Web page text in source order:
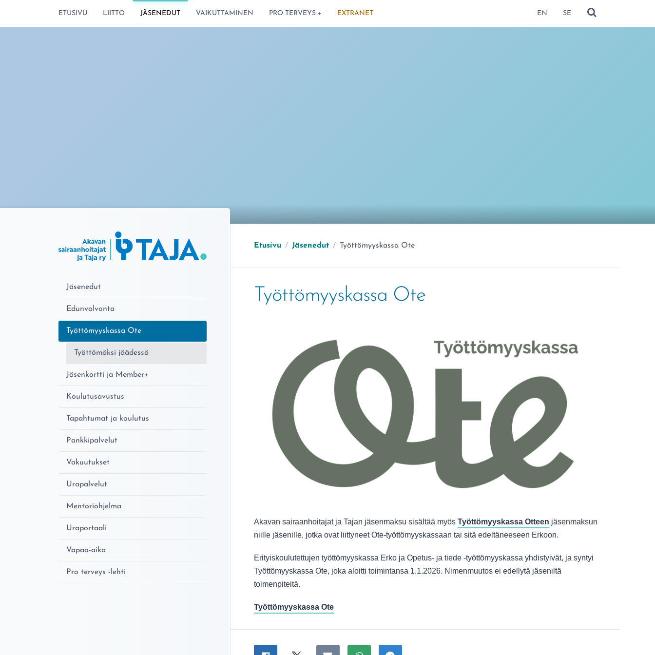
SIIRRY SIVUN SISÄLTÖÖN
ETUSIVU LIITTO JÄSENEDUT VAIKUTTAMINEN PRO TERVEYS + EXTRANET EN SE
NÄYTÄ HAKU
Etusivu / Jäsenedut / Olet täällä:
Työttömyyskassa Ote
Työttömyyskassa Ote
Akavan sairaanhoitajat ja Tajan jäsenmaksu sisältää myös Työttömyyskassa Otteen jäsenmaksun
niille jäsenille, jotka ovat liittyneet Ote-työttömyyskassaan tai sitä edeltäneeseen Erkoon.
Erityiskoulutettujen työttömyyskassa Erko ja Opetus- ja tiede -työttömyyskassa yhdistyivät, ja syntyi
Työttömyyskassa Ote, joka aloitti toimintansa 1.1.2026. Nimenmuutos ei edellytä jäseniltä
toimenpiteitä.
Työttömyyskassa Ote
Jäsenedut
Edunvalvonta
Nykyinen sivu:
Työttömyyskassa Ote
Työttömäksi jäädessä
Jäsenkortti ja Member+
Koulutusavustus
Tapahtumat ja koulutus
Pankkipalvelut
Vakuutukset
Urapalvelut
Mentoriohjelma
Uraportaali
Vapaa-aika
Pro terveys -lehti